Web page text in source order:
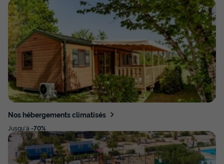
Nos hébergements climatisés
Jusqu'à -70%